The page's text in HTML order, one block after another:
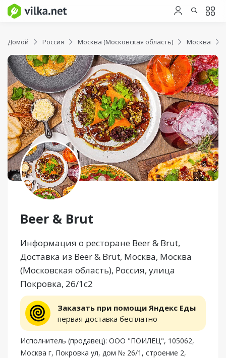
Домой Россия Москва (Московская область) Москва
Beer & Brut
Информация о ресторане Beer & Brut,
Доставка из Beer & Brut, Москва, Москва
(Московская область), Россия, улица
Покровка, 26/1с2
Заказать при помощи Яндекс Еды
первая доставка бесплатно
Исполнитель (продавец): ООО "ПОИЛЕЦ", 105062,
Москва г, Покровка ул, дом № 26/1, строение 2,